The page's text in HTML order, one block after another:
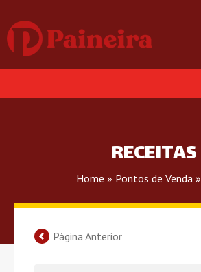
RECEITAS
Home » Pontos de Venda »
Página Anterior